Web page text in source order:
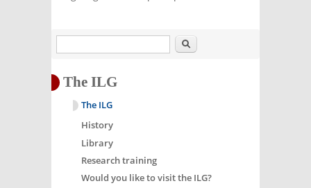
Search
The ILG
The ILG
History
Library
Research training
Would you like to visit the ILG?